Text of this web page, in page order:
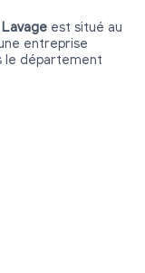
est situé au
entreprise
le département